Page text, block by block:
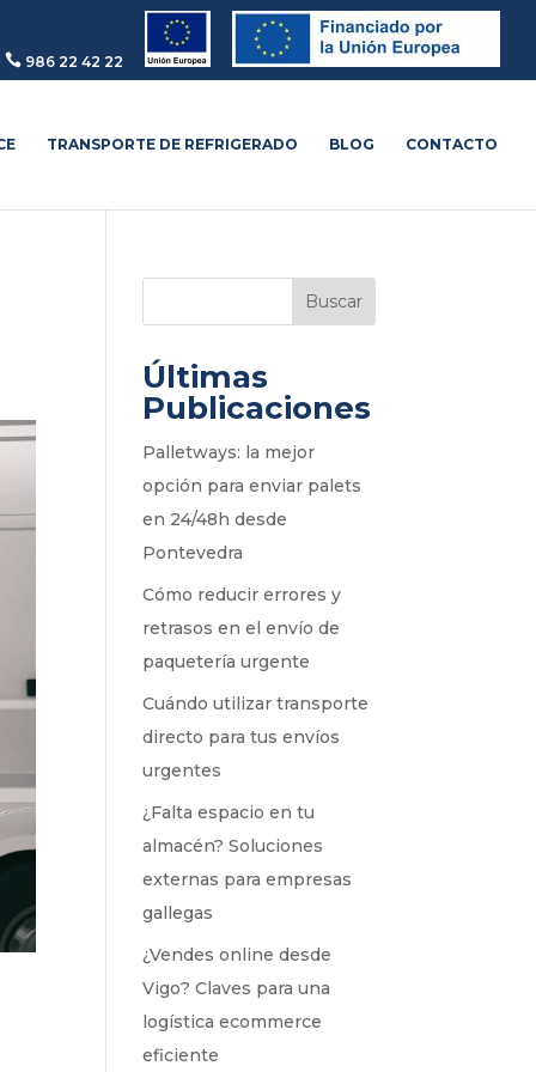
 986 22 42 22
TRANSPORTE DE REFRIGERADO BLOG CONTACTO
Buscar
Últimas
Publicaciones
Palletways: la mejor
opción para enviar palets
en 24/48h desde
Pontevedra
Cómo reducir errores y
retrasos en el envío de
paquetería urgente
Cuándo utilizar transporte
directo para tus envíos
urgentes
¿Falta espacio en tu
almacén? Soluciones
externas para empresas
gallegas
¿Vendes online desde
Vigo? Claves para una
logística ecommerce
eficiente